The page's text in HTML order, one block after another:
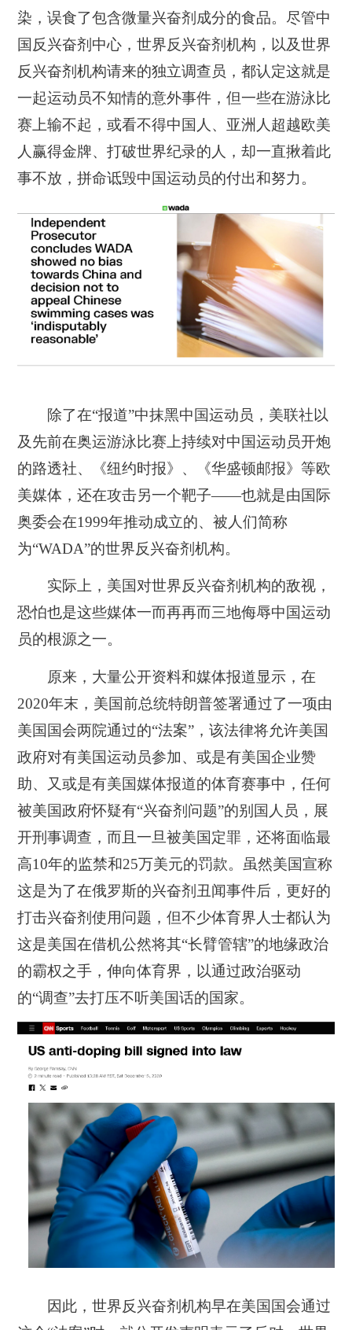
染，误食了包含微量兴奋剂成分的食品。尽管中
国反兴奋剂中心，世界反兴奋剂机构，以及世界
反兴奋剂机构请来的独立调查员，都认定这就是
一起运动员不知情的意外事件，但一些在游泳比
赛上输不起，或看不得中国人、亚洲人超越欧美
人赢得金牌、打破世界纪录的人，却一直揪着此
事不放，拼命诋毁中国运动员的付出和努力。
除了在“报道”中抹黑中国运动员，美联社以
及先前在奥运游泳比赛上持续对中国运动员开炮
的路透社、《纽约时报》、《华盛顿邮报》等欧
美媒体，还在攻击另一个靶子——也就是由国际
奥委会在1999年推动成立的、被人们简称
为“WADA”的世界反兴奋剂机构。
实际上，美国对世界反兴奋剂机构的敌视，
恐怕也是这些媒体一而再再而三地侮辱中国运动
员的根源之一。
原来，大量公开资料和媒体报道显示，在
2020年末，美国前总统特朗普签署通过了一项由
美国国会两院通过的“法案”，该法律将允许美国
政府对有美国运动员参加、或是有美国企业赞
助、又或是有美国媒体报道的体育赛事中，任何
被美国政府怀疑有“兴奋剂问题”的别国人员，展
开刑事调查，而且一旦被美国定罪，还将面临最
高10年的监禁和25万美元的罚款。虽然美国宣称
这是为了在俄罗斯的兴奋剂丑闻事件后，更好的
打击兴奋剂使用问题，但不少体育界人士都认为
这是美国在借机公然将其“长臂管辖”的地缘政治
的霸权之手，伸向体育界，以通过政治驱动
的“调查”去打压不听美国话的国家。
因此，世界反兴奋剂机构早在美国国会通过